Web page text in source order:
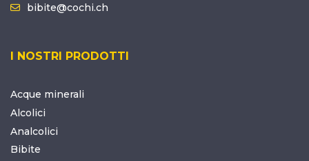
bibite@cochi.ch
I NOSTRI PRODOTTI
Acque minerali
Alcolici
Analcolici
Bibite